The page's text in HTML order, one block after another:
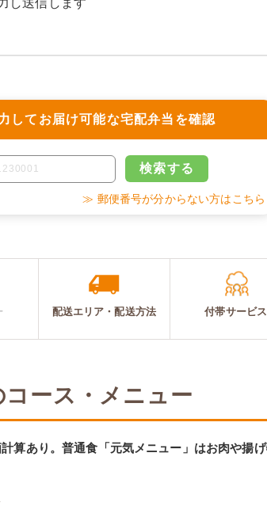
して お届け可能な宅配弁当を確認
検索する
≫ 郵便番号が分からない方はこちら
配送エリア・配送方法 付帯サービス
ース・メニュー
算あり。普通食「元気メニュー」はお肉や揚